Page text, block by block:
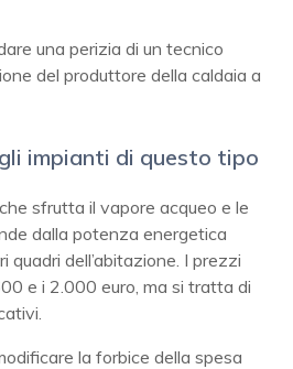
una perizia di un tecnico
del produttore della caldaia a
impianti di questo tipo
sfrutta il vapore acqueo e le
dalla potenza energetica
quadri dell’abitazione. I prezzi
e i 2.000 euro, ma si tratta di
la forbice della spesa